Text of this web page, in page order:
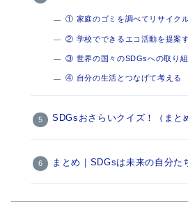
① 家庭のゴミを調べてリサイク
② 学校でできるエコ活動を提案
③ 世界の国々のSDGsへの取り
④ 自分の生活とつなげて考える
SDGsおさらいクイズ！（まと
まとめ｜SDGsは未来の自分た